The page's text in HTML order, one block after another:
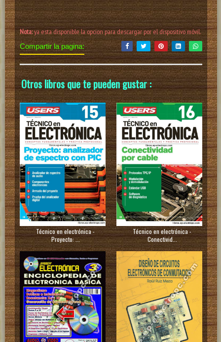
Nota:ya esta disponible la opcion para descargar por el dispositivo móvil.
Compartir la pagina:
Otros libros que te pueden gustar :
Técnico en electrónica -
Proyecto: ...
Técnico en electrónica -
Conectivid...